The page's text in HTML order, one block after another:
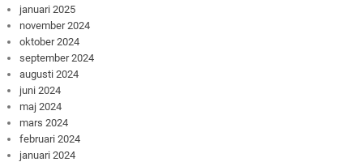
januari 2025
november 2024
oktober 2024
september 2024
augusti 2024
juni 2024
maj 2024
mars 2024
februari 2024
januari 2024